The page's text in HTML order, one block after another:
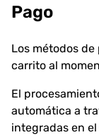
Pago
Los métodos
carrito al
El
automática a
integradas en el